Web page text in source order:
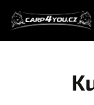
obsah